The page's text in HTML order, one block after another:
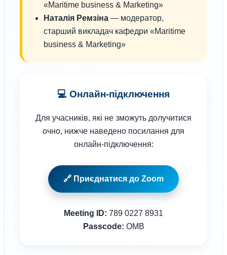
«Maritime business & Marketing»
Наталія Ремзіна — модератор,
старший викладач кафедри «Maritime
business & Marketing»
💻 Онлайн-підключення
Для учасників, які не зможуть долучитися
очно, нижче наведено посилання для
онлайн-підключення:
🔗 Приєднатися до Zoom
Meeting ID: 789 0227 8931
Passcode: OMB